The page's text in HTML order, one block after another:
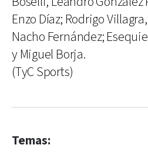
Enzo Díaz; Rodrigo
Nacho Fernández;
y Miguel Borja.
(TyC Sports)
Temas: